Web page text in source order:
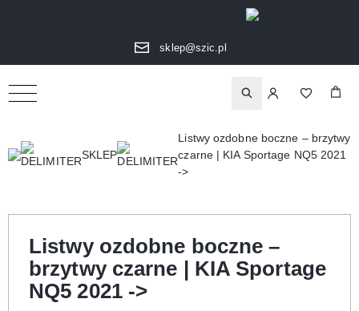
sklep@szic.pl
SKLEP
Listwy ozdobne boczne – brzytwy
czarne | KIA Sportage NQ5 2021
->
Listwy ozdobne boczne –
brzytwy czarne | KIA Sportage
NQ5 2021 ->